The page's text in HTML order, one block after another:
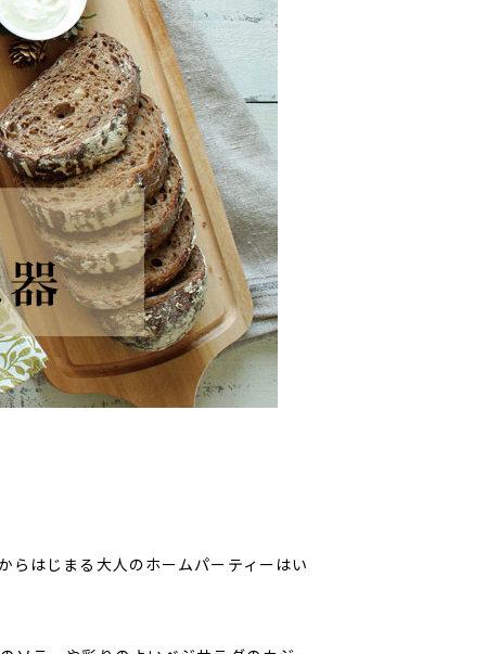
らはじまる大人のホームパーティーはい